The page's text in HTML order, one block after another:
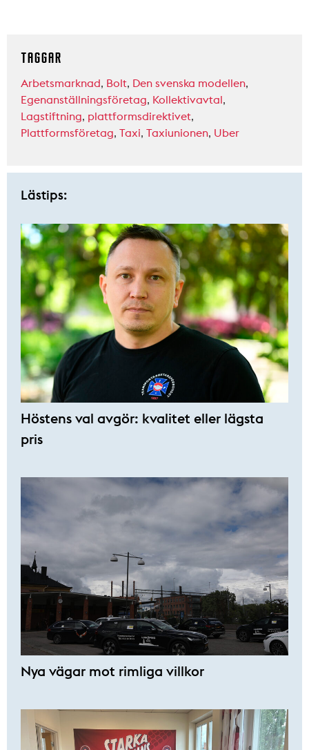
TAGGAR
Arbetsmarknad, Bolt, Den svenska modellen,
Egenanställningsföretag, Kollektivavtal,
Lagstiftning, plattformsdirektivet,
Plattformsföretag, Taxi, Taxiunionen, Uber
Lästips:
Höstens val avgör: kvalitet eller lägsta
pris
Nya vägar mot rimliga villkor